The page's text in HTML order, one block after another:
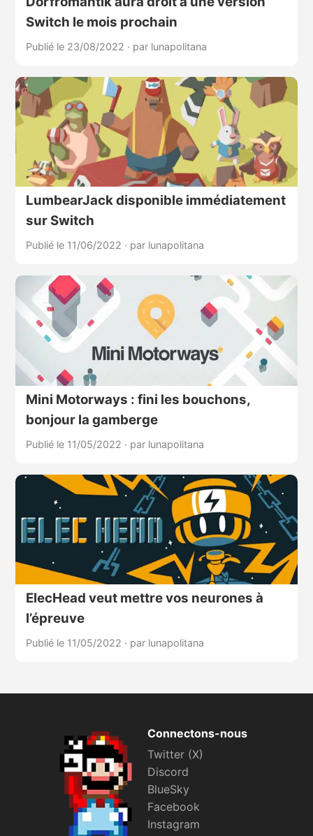
Switch le mois prochain
Publié le 23/08/2022 · par lunapolitana
LumbearJack disponible immédiatement
sur Switch
Publié le 11/06/2022 · par lunapolitana
Mini Motorways : fini les bouchons,
bonjour la gamberge
Publié le 11/05/2022 · par lunapolitana
ElecHead veut mettre vos neurones à
l’épreuve
Publié le 11/05/2022 · par lunapolitana
Connectons-nous
Twitter (X)
Discord
BlueSky
Facebook
Instagram